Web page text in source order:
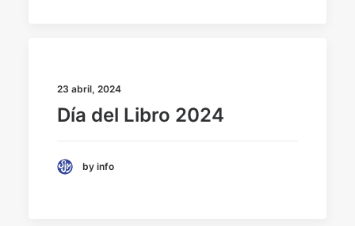
23 abril, 2024
Día del Libro 2024
by info